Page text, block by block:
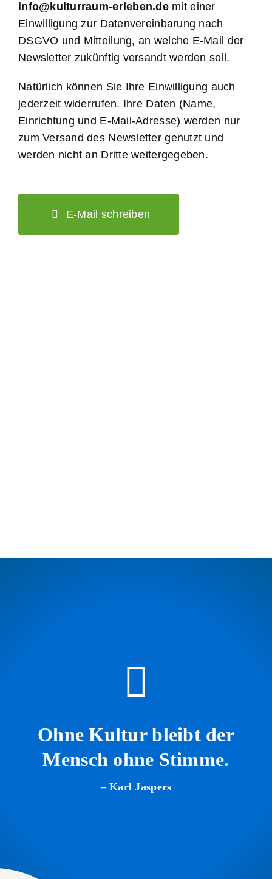
info@kulturraum-erleben.de mit einer
Einwilligung zur Datenvereinbarung nach
DSGVO und Mitteilung, an welche E-Mail der
Newsletter zukünftig versandt werden soll.
Natürlich können Sie Ihre Einwilligung auch
jederzeit widerrufen. Ihre Daten (Name,
Einrichtung und E-Mail-Adresse) werden nur
zum Versand des Newsletter genutzt und
werden nicht an Dritte weitergegeben.
E-Mail schreiben
Ohne Kultur bleibt der
Mensch ohne Stimme.
– Karl Jaspers